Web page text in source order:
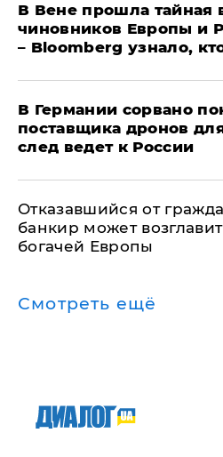
В Вене прошла тайная
чиновников Европы и
– Bloomberg узнало,
​В Германии сорвано
поставщика дронов
след ведет к России
Отказавшийся от
банкир может
богачей Европы
Смотреть ещё